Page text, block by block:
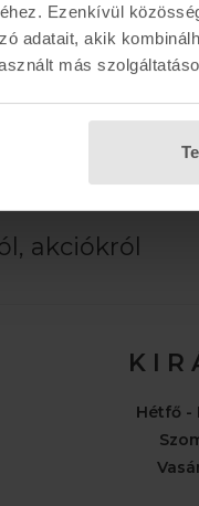
Ezenkívül
adatait, akik
más
akciókról
K I
Hétfő -